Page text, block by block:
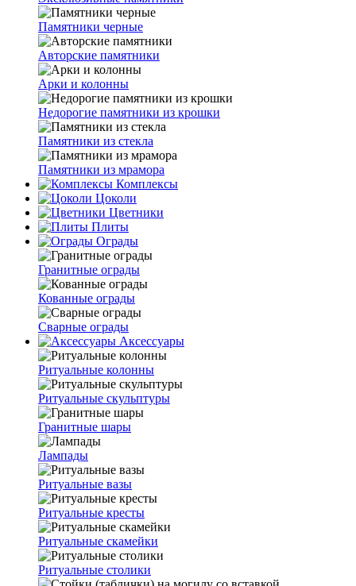
Памятники черные
Авторские памятники
Арки и колонны
Недорогие памятники из крошки
Памятники из стекла
Памятники из мрамора
Комплексы
Цоколи
Цветники
Плиты
Ограды
Гранитные ограды
Кованные ограды
Сварные ограды
Аксессуары
Ритуальные колонны
Ритуальные скульптуры
Гранитные шары
Лампады
Ритуальные вазы
Ритуальные кресты
Ритуальные скамейки
Ритуальные столики